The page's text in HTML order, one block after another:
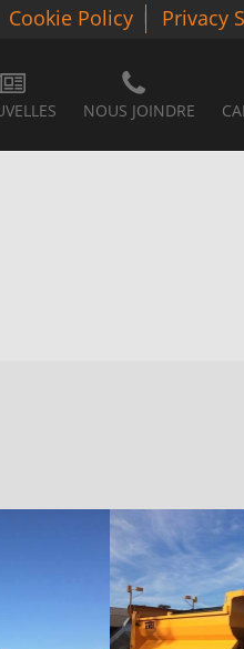
Cookie Policy Privacy
NOUS JOINDRE